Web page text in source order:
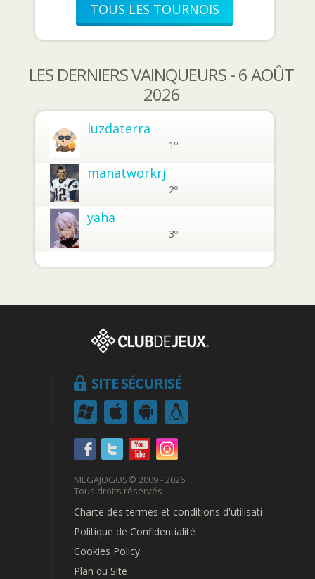
TOUS LES TOURNOIS
LES DERNIERS VAINQUEURS - 6 AOÛT
2026
luzdaterra
1º
manatworkrj
2º
yaha
3º
SITE SÉCURISÉ
MEGAJOGOS© 2009 - 2026
Tous droits réservés
Charte des termes et conditions d'utilisation
Politique de Confidentialité
Cookies Policy
Plan du Site